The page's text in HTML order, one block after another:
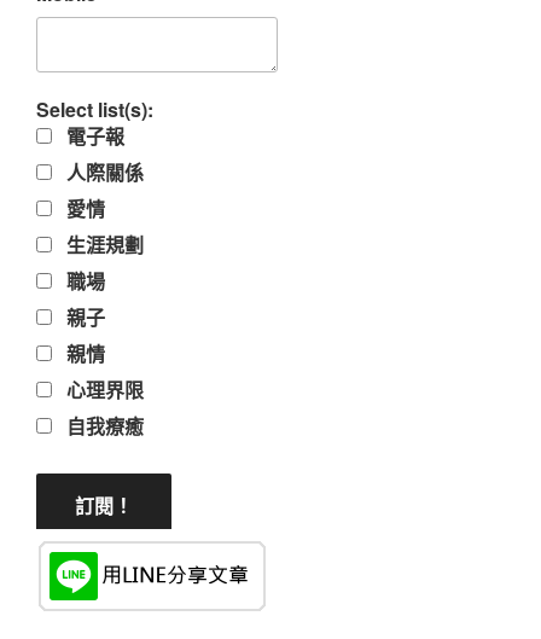
Select list(s):
電子報
人際關係
愛情
生涯規劃
職場
親子
親情
心理界限
自我療癒